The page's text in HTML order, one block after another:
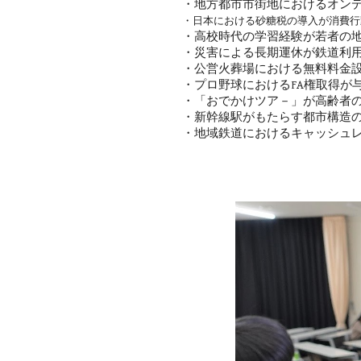
・地方都市市街地におけるオンデマンド
・日本における砂糖税の導入が消費
・高校時代の学習経験が若者の地域愛着
・災害による長期運休が鉄道利用者の行
・公営火葬場における無料料金設定の決
・プロ野球におけるFA権取得が与える選
・「おでかけツア－」が高齢者の外出に
・新幹線駅がもたらす都市構造の変化
・地域鉄道におけるキャッシュレス決